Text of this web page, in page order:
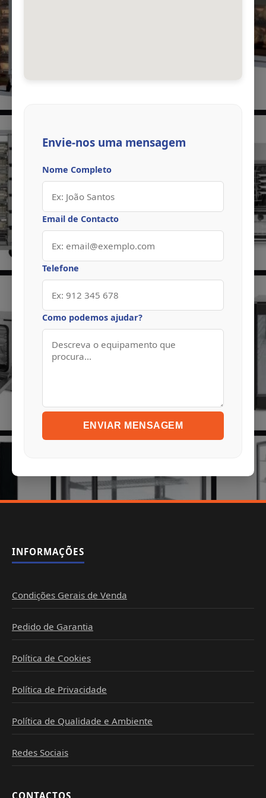
Envie-nos uma mensagem
Nome Completo
Email de Contacto
Telefone
Como podemos ajudar?
ENVIAR MENSAGEM
INFORMAÇÕES
Condições Gerais de Venda
Pedido de Garantia
Política de Cookies
Política de Privacidade
Política de Qualidade e Ambiente
Redes Sociais
CONTACTOS